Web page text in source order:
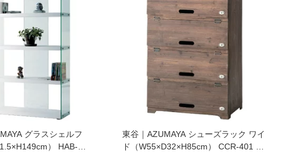
グラスシェルフ
） HAB-
東谷｜AZUMAYA シューズラック ワイ
ド（W55×D32×H85cm） CCR-401 ブ